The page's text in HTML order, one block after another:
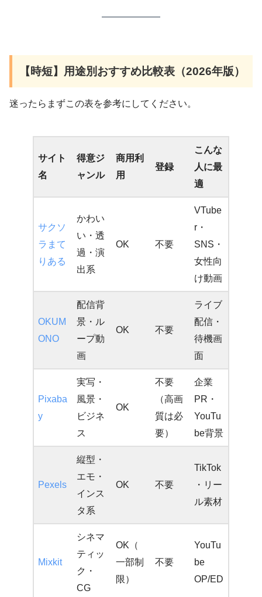
【時短】用途別おすすめ比較表（2026年版）
迷ったらまずこの表を参考にしてください。
サイト
名
得意ジ
ャンル
商用利
用
登録
こんな
人に最
適
サクソ
ラまて
りある
かわい
い・透
過・演
出系
OK 不要
VTube
r・
SNS・
女性向
け動画
OKUM
ONO
配信背
景・ル
ープ動
画
OK 不要
ライブ
配信・
待機画
面
Pixaba
y
実写・
風景・
ビジネ
ス
OK
不要
（高画
質は必
要）
企業
PR・
YouTu
be背景
Pexels
縦型・
エモ・
インス
タ系
OK 不要
TikTok
・リー
ル素材
Mixkit
シネマ
ティッ
ク・
CG
OK（
一部制
限）
不要
YouTu
be
OP/ED